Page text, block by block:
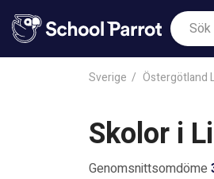
Sverige Östergötland
Skolor i
Genomsnittsomdöme